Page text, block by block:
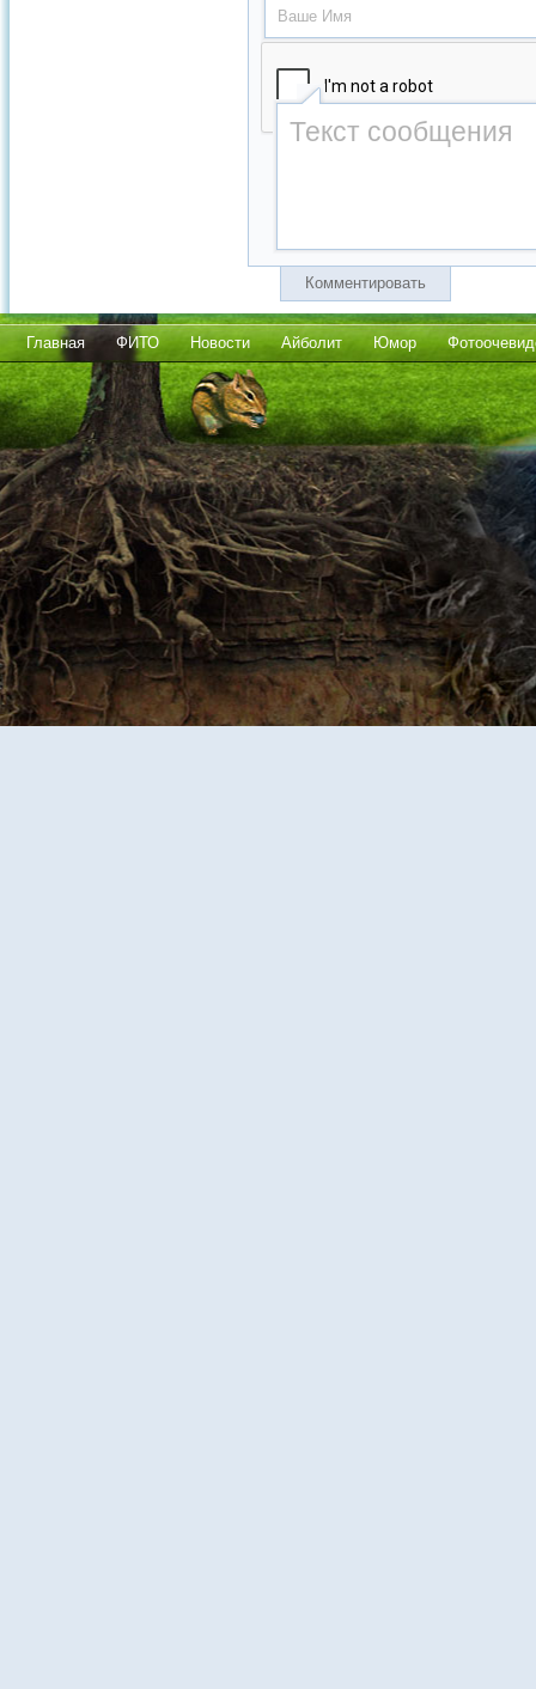
Комментировать
Главная ФИТО Новости Айболит Юмор